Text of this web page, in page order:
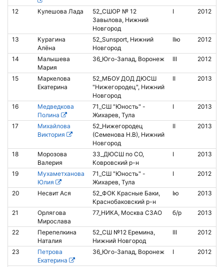
12 Кулешова Лада
52_СШОР № 12
Завылова, Нижний
Новгород
I 2012
13
Курагина
Алёна
52_Sunsport, Нижний
Новгород
IIю 2012
14
Малышева
Мария
36_Юго-Запад, Воронеж III 2012
15
Маркелова
Екатерина
52_МБОУ ДОД ДЮСШ
"Нижегородец", Нижний
Новгород
II 2013
16
Медведкова
Полина
71_СШ "Юность" -
Жихарев, Тула
I 2013
17
Михайлова
Виктория
52_Нижегородец
(Семенова Н.В), Нижний
Новгород
II 2013
18
Морозова
Валерия
33_ДЮСШ по СО,
Ковровский р-н
I 2013
19
Мухаметханова
Юлия
71_СШ "Юность" -
Жихарев, Тула
I 2012
20 Несвит Ася
52_ФОК Красные Баки,
Краснобаковский р-н
Iю 2013
21
Орлягова
Мирослава
77_НИКА, Москва СЗАО б/р 2013
22
Перепелкина
Наталия
52_СШ №12 Еремина,
Нижний Новгород
III 2012
23
Петрова
Екатерина
36_Юго-Запад, Воронеж I 2012